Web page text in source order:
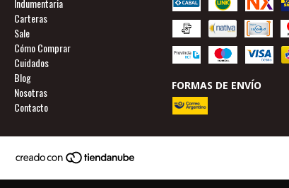
Indumentaria
Carteras
Sale
Cómo Comprar
Cuidados
Blog
Nosotras
Contacto
FORMAS DE ENVÍO